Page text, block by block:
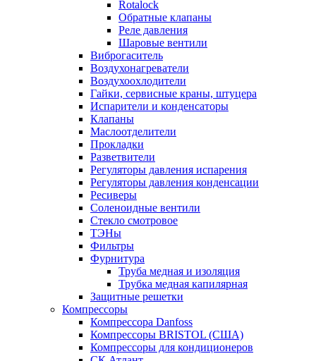
Rotalock
Обратные клапаны
Реле давления
Шаровые вентили
Виброгаситель
Воздухонагреватели
Воздухоохлодители
Гайки, сервисные краны, штуцера
Испарители и конденсаторы
Клапаны
Маслоотделители
Прокладки
Разветвители
Регуляторы давления испарения
Регуляторы давления конденсации
Ресиверы
Соленоидные вентили
Стекло смотровое
ТЭНы
Фильтры
Фурнитура
Труба медная и изоляция
Трубка медная капилярная
Защитные решетки
Компрессоры
Компрессора Danfoss
Компрессоры BRISTOL (США)
Компрессоры для кондиционеров